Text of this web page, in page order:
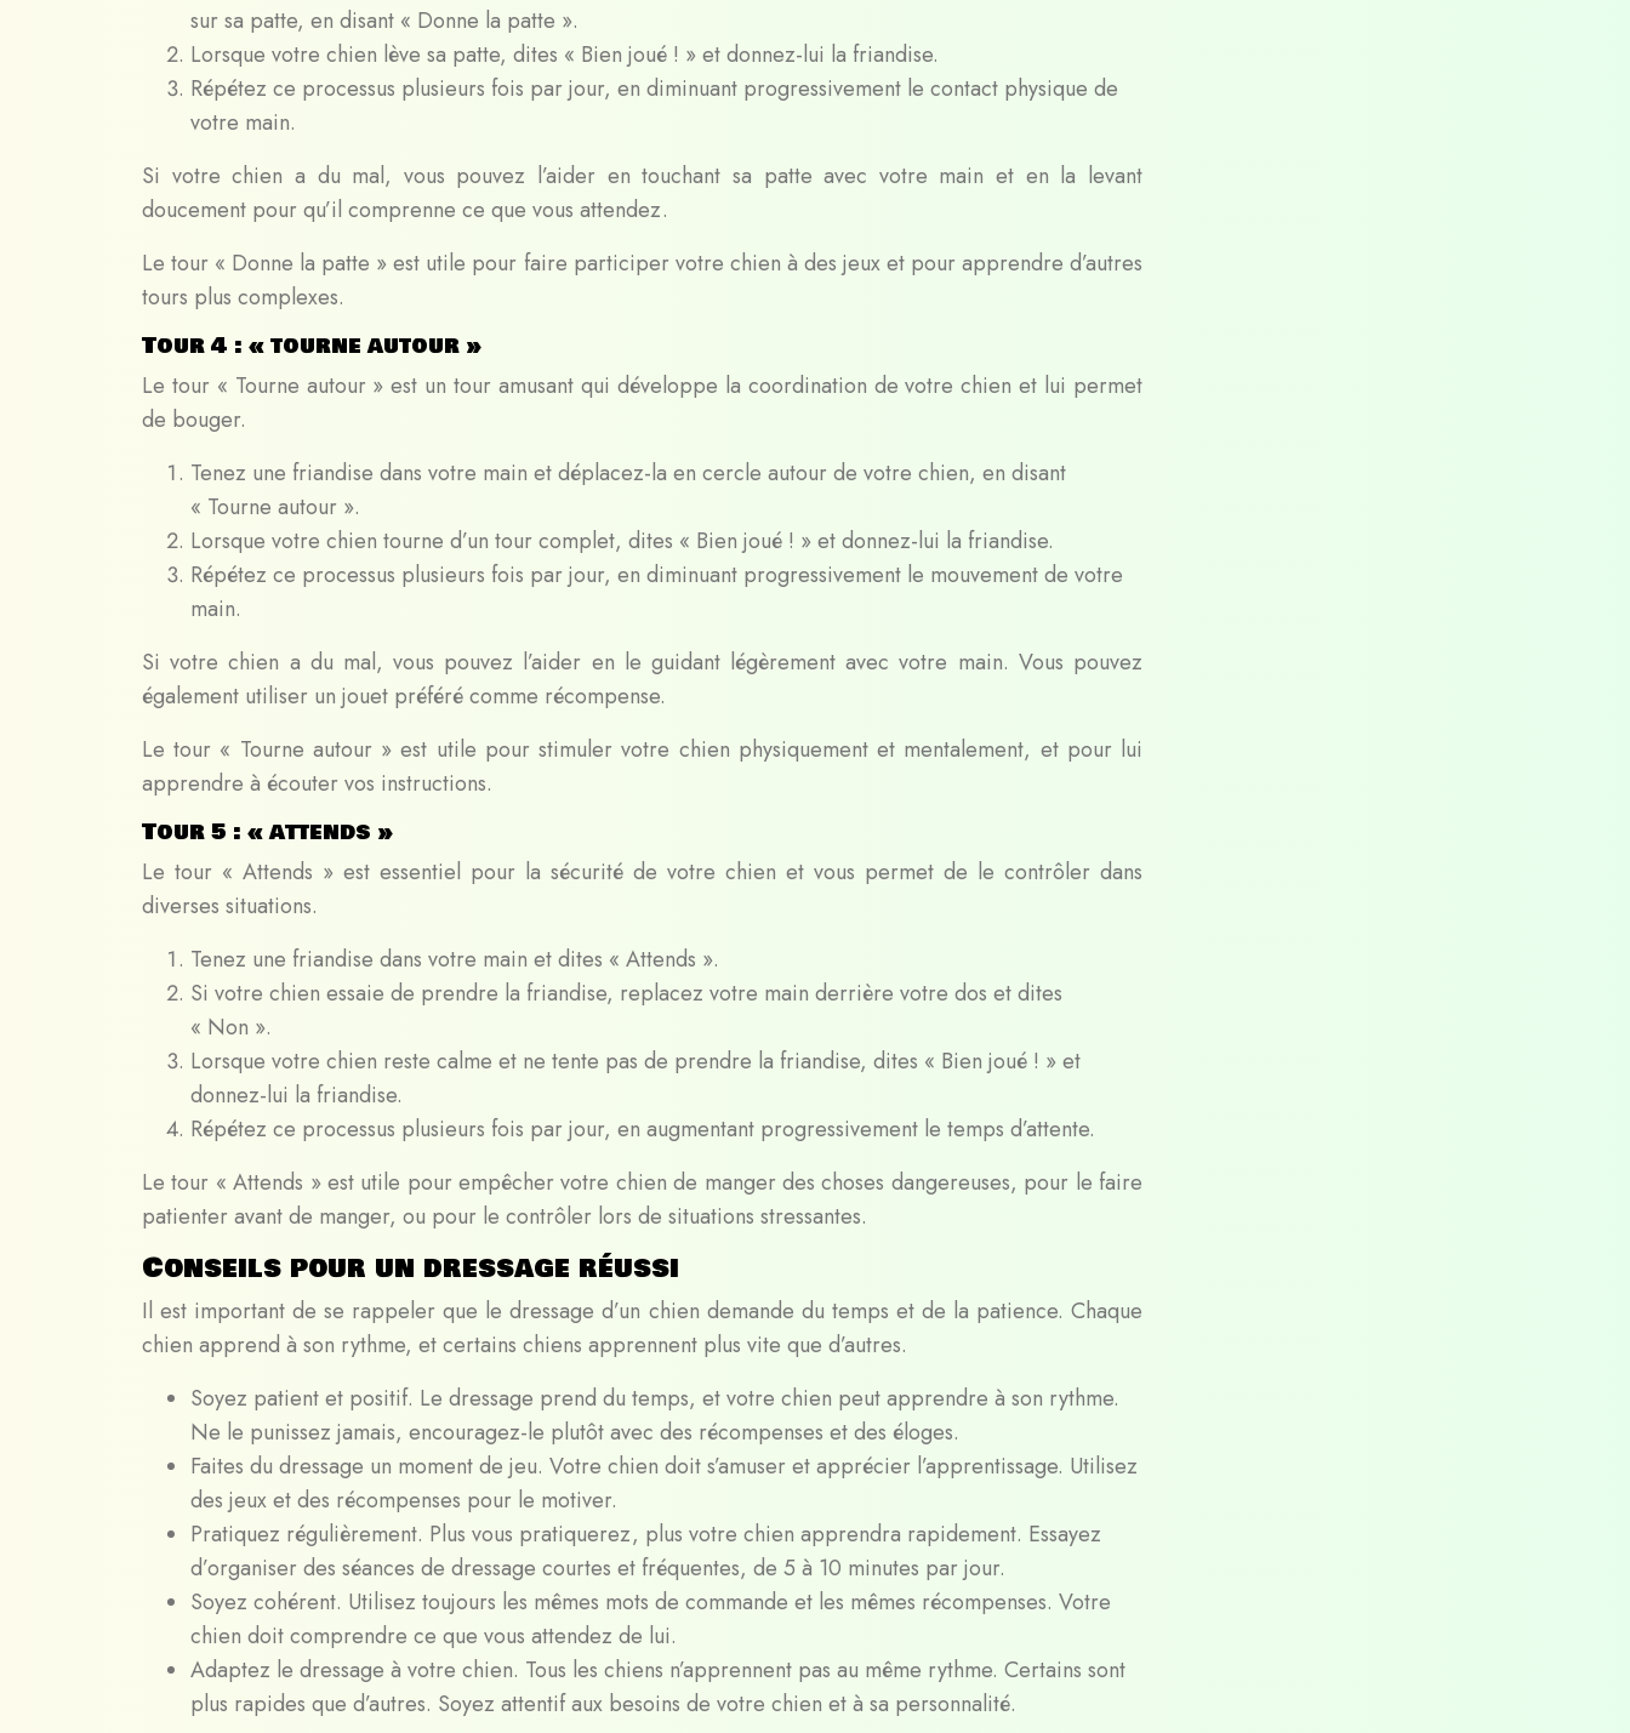
sur sa patte, en disant « Donne la patte ».
Lorsque votre chien lève sa patte, dites « Bien joué ! » et donnez-lui la friandise.
Répétez ce processus plusieurs fois par jour, en diminuant progressivement le contact physique de
votre main.
Si votre chien a du mal, vous pouvez l’aider en touchant sa patte avec votre main et en la levant
doucement pour qu’il comprenne ce que vous attendez.
Le tour « Donne la patte » est utile pour faire participer votre chien à des jeux et pour apprendre d’autres
tours plus complexes.
Tour 4 : « tourne autour »
Le tour « Tourne autour » est un tour amusant qui développe la coordination de votre chien et lui permet
de bouger.
Tenez une friandise dans votre main et déplacez-la en cercle autour de votre chien, en disant
« Tourne autour ».
Lorsque votre chien tourne d’un tour complet, dites « Bien joué ! » et donnez-lui la friandise.
Répétez ce processus plusieurs fois par jour, en diminuant progressivement le mouvement de votre
main.
Si votre chien a du mal, vous pouvez l’aider en le guidant légèrement avec votre main. Vous pouvez
également utiliser un jouet préféré comme récompense.
Le tour « Tourne autour » est utile pour stimuler votre chien physiquement et mentalement, et pour lui
apprendre à écouter vos instructions.
Tour 5 : « attends »
Le tour « Attends » est essentiel pour la sécurité de votre chien et vous permet de le contrôler dans
diverses situations.
Tenez une friandise dans votre main et dites « Attends ».
Si votre chien essaie de prendre la friandise, replacez votre main derrière votre dos et dites
« Non ».
Lorsque votre chien reste calme et ne tente pas de prendre la friandise, dites « Bien joué ! » et
donnez-lui la friandise.
Répétez ce processus plusieurs fois par jour, en augmentant progressivement le temps d’attente.
Le tour « Attends » est utile pour empêcher votre chien de manger des choses dangereuses, pour le faire
patienter avant de manger, ou pour le contrôler lors de situations stressantes.
Conseils pour un dressage réussi
Il est important de se rappeler que le dressage d’un chien demande du temps et de la patience. Chaque
chien apprend à son rythme, et certains chiens apprennent plus vite que d’autres.
Soyez patient et positif. Le dressage prend du temps, et votre chien peut apprendre à son rythme.
Ne le punissez jamais, encouragez-le plutôt avec des récompenses et des éloges.
Faites du dressage un moment de jeu. Votre chien doit s’amuser et apprécier l’apprentissage. Utilisez
des jeux et des récompenses pour le motiver.
Pratiquez régulièrement. Plus vous pratiquerez, plus votre chien apprendra rapidement. Essayez
d’organiser des séances de dressage courtes et fréquentes, de 5 à 10 minutes par jour.
Soyez cohérent. Utilisez toujours les mêmes mots de commande et les mêmes récompenses. Votre
chien doit comprendre ce que vous attendez de lui.
Adaptez le dressage à votre chien. Tous les chiens n’apprennent pas au même rythme. Certains sont
plus rapides que d’autres. Soyez attentif aux besoins de votre chien et à sa personnalité.